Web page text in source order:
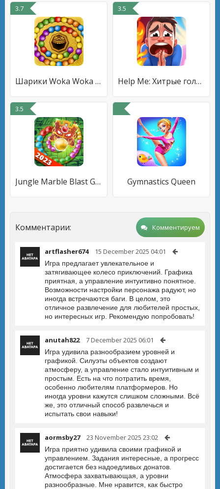
3.7
Шарики Woka Woka Marble Puzzle
3.5
Help Me: Хитрые головоломки
3.5
Jungle Marble Blast Games Gymnastics Queen
Комментарии: Комментируем
artflasher674 15 December 2025 04:01
Игра предлагает увлекательное и
затягивающее колесо приключений. Графика
приятная, а управление интуитивно понятное.
Возможности настройки персонажа радуют, но
иногда встречаются баги. В целом, это
отличное развлечение для любителей простых,
но интересных игр. Рекомендую попробовать!
anutah822 7 December 2025 06:01
Игра удивила разнообразием уровней и
графикой. Силуэты объектов создают
атмосферу, а управление стало интуитивным и
простым. Есть на что потратить время,
особенно любителям платформеров. Но
иногда уровни кажутся слишком сложными. Всё
же, это отличный способ развлечься и
испытать свои навыки!
aormsby27 23 November 2025 23:02
Игра приятно удивила своими графикой и
управлением. Задания интересные, а прогресс
достигается без надоедливых донатов.
Атмосфера захватывающая, а уровни
разнообразные. Мне нравится, как быстро